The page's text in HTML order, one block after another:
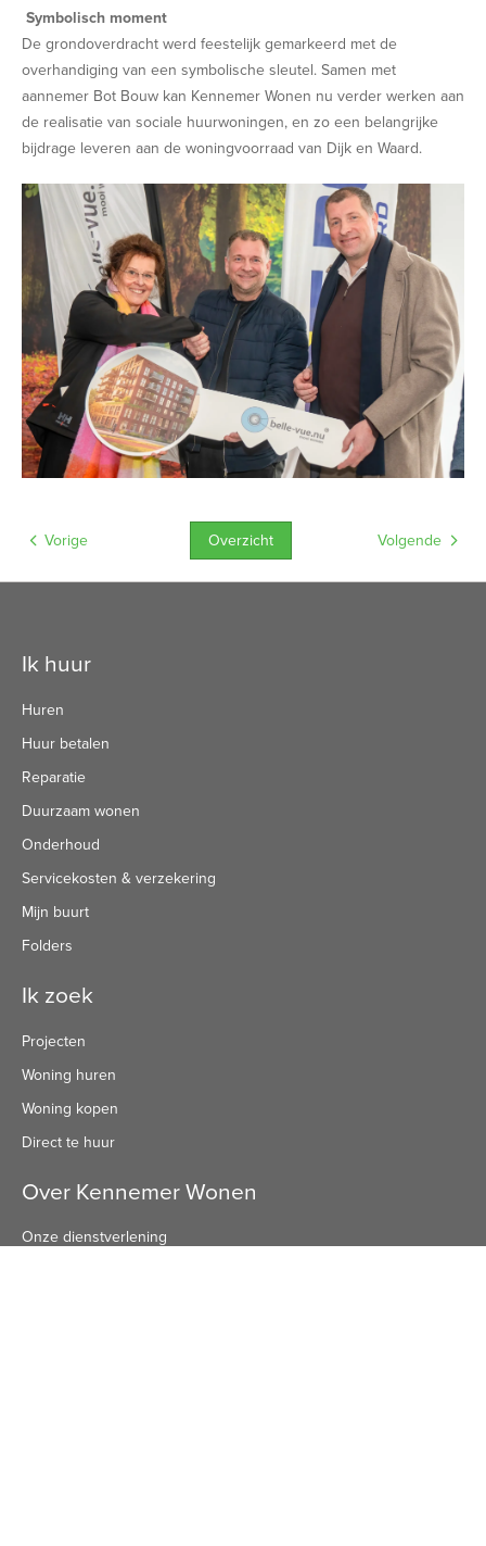
Symbolisch moment
De grondoverdracht werd feestelijk gemarkeerd met de
overhandiging van een symbolische sleutel. Samen met
aannemer Bot Bouw kan Kennemer Wonen nu verder werken aan
de realisatie van sociale huurwoningen, en zo een belangrijke
bijdrage leveren aan de woningvoorraad van Dijk en Waard.
Volgende
Overzicht
Vorige
Contactinformatie
Ik huur
Huren
Huur betalen
Reparatie
Duurzaam wonen
Onderhoud
Servicekosten & verzekering
Mijn buurt
Folders
Ik zoek
Projecten
Woning huren
Woning kopen
Direct te huur
Over Kennemer Wonen
Onze dienstverlening